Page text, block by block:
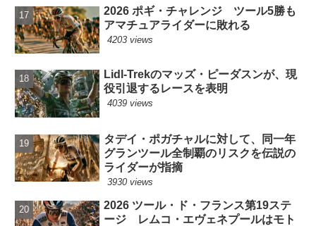
2026 ポギ・チャレンジ ツール5勝も
アマチュアライダーに敗れる
4203 views
Lidl-Trekのマッズ・ピーダスンが、現
役引退するレースを表明
4039 views
タデイ・ポガチャルに対して、同一年
グランツール全制覇のリスクを伝説の
ライダーが指摘
3930 views
2026 ツール・ド・フランス第19ステ
ージ レムコ・エヴェネプールはモト